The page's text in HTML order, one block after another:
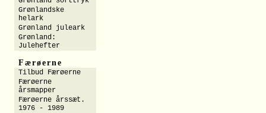
Grønlandske
helark
Grønland juleark
Grønland:
Julehefter
Færøerne
Tilbud Færøerne
Færøerne
årsmapper
Færøerne årssæt.
1976 - 1989